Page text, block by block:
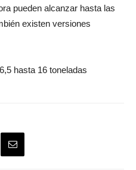
pueden alcanzar hasta las
existen versiones
hasta 16 toneladas